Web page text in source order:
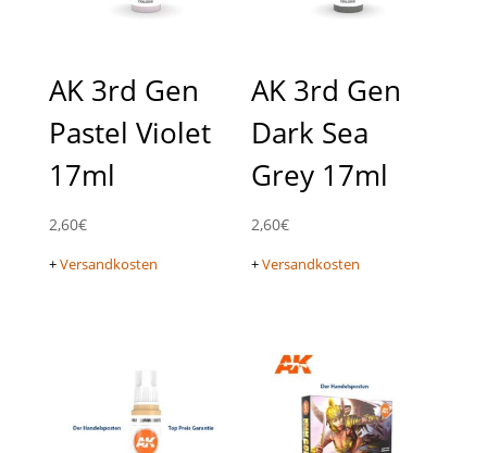
AK 3rd Gen
Pastel Violet
17ml
2,60€
+Versandkosten
AK 3rd Gen
Dark Sea
Grey 17ml
2,60€
+Versandkosten